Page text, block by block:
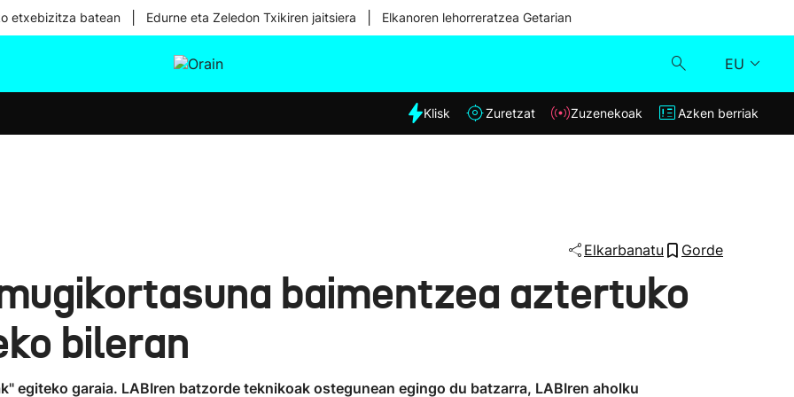
etxebizitza batean Edurne eta Zeledon Txikiren jaitsiera Elkanoren lehorreratzea Getarian
EU
Eguraldia
Klisk
Azken berriak
Klisk Zuretzat Zuzenekoak Azken berriak
Elkarbanatu Gorde
baimentzea aztertuko
bileran
egiteko garaia. LABIren batzorde teknikoak ostegunean egingo du batzarra, LABIren aholku